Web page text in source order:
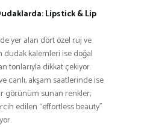
Lipstick & Lip
yer alan dört özel ruj ve
dudak kalemleri ise doğal
tonlarıyla dikkat çekiyor.
canlı, akşam saatlerinde ise
görünüm sunan renkler;
edilen “effortless beauty”